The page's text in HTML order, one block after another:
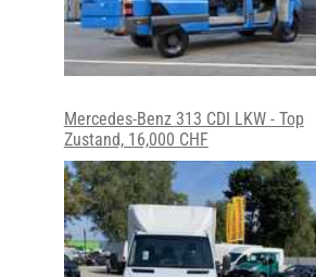
Mercedes-Benz 313 CDI LKW - Top
Zustand, 16,000 CHF